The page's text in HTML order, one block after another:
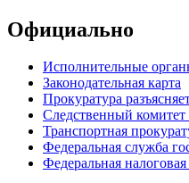
Официально
Исполнительные
Законодательная карта
Прокуратура
Следственный
Транспортная
Федеральная служба
Федеральная